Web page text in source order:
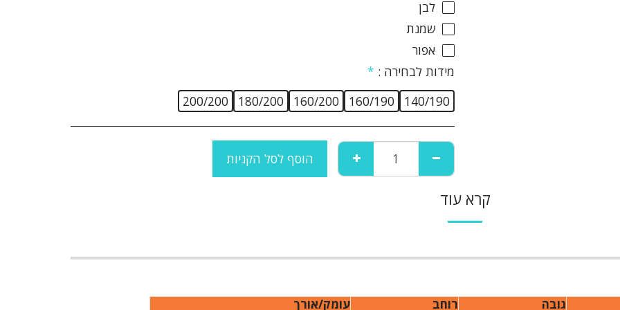
לבן
שמנת
אפור
מידות לבחירה : *
140/190
160/190
160/200
180/200
200/200
הוסף לסל הקניות
קרא עוד
גובה
רוחב
עומק/אורך